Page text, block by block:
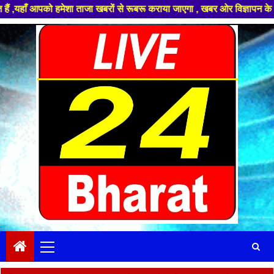
ताजा खबरों से रूबरू कराया जाएगा , खबर ओर विज्ञापन के लिए संपर्क
to
content
Menu